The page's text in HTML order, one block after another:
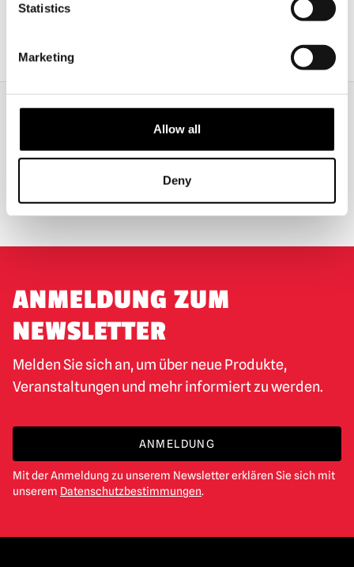
Statistics
Marketing
Allow all
Deny
ROSSBRITANNIEN
ANMELDUNG ZUM
NEWSLETTER
Melden Sie sich an, um über neue Produkte,
Veranstaltungen und mehr informiert zu werden.
ANMELDUNG
Mit der Anmeldung zu unserem Newsletter erklären Sie sich mit
unserem Datenschutzbestimmungen.